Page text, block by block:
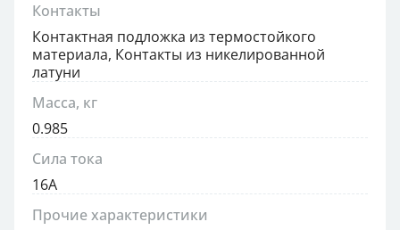
Контакты
Контактная подложка из термостойкого
материала, Контакты из никелированной
латуни
Масса, кг
0.985
Сила тока
16А
Прочие характеристики